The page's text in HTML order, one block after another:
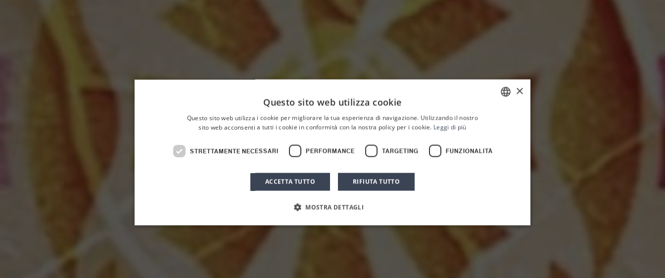
HOME
Inycon 2025
×
Questo sito web utilizza cookie
Questo sito web utilizza i cookie per migliorare la tua esperienza di navigazione. Utilizzando il nostro
sito web acconsenti a tutti i cookie in conformità con la nostra policy per i cookie. Leggi di più
STRETTAMENTE NECESSARI PERFORMANCE TARGETING FUNZIONALITÀ
ACCETTA TUTTO RIFIUTA TUTTO
MOSTRA DETTAGLI